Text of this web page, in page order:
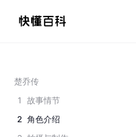
楚乔传
1
故事情节
2 角色介绍